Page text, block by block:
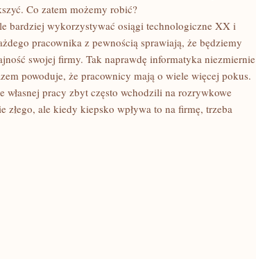
Co zatem możemy robić?
bardziej wykorzystywać osiągi technologiczne XX i
pracownika z pewnością sprawiają, że będziemy
swojej firmy. Tak naprawdę informatyka niezmiernie
powoduje, że pracownicy mają o wiele więcej pokus.
pracy zbyt często wchodzili na rozrywkowe
ale kiedy kiepsko wpływa to na firmę, trzeba